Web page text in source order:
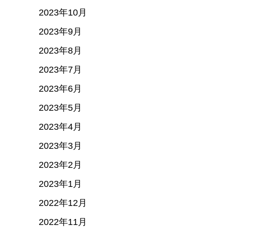
2023年10月
2023年9月
2023年8月
2023年7月
2023年6月
2023年5月
2023年4月
2023年3月
2023年2月
2023年1月
2022年12月
2022年11月